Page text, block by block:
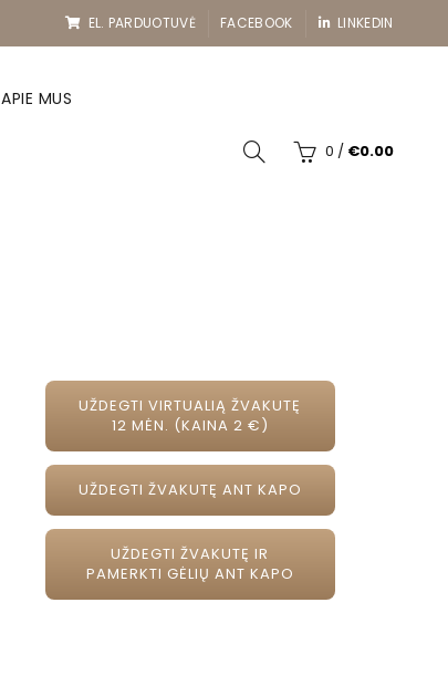
EL. PARDUOTUVĖ FACEBOOK LINKEDIN
APIE MUS
0 / €0.00
UŽDEGTI VIRTUALIĄ ŽVAKUTĘ
12 MĖN. (KAINA 2 €)
UŽDEGTI ŽVAKUTĘ ANT KAPO
UŽDEGTI ŽVAKUTĘ IR
PAMERKTI GĖLIŲ ANT KAPO